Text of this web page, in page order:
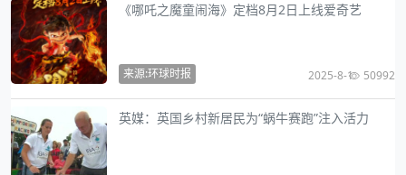
《哪吒之魔童闹海》定档8月2日上线爱奇艺
来源:环球时报 2025-8-1 50992
英媒：英国乡村新居民为“蜗牛赛跑”注入活力